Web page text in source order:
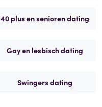
40 plus en senioren dating
Gay en lesbisch dating
Swingers dating